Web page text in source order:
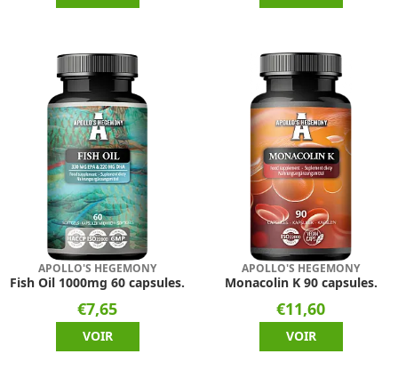
APOLLO'S HEGEMONY
Fish Oil 1000mg 60 capsules.
€7,65
VOIR
APOLLO'S HEGEMONY
Monacolin K 90 capsules.
€11,60
VOIR